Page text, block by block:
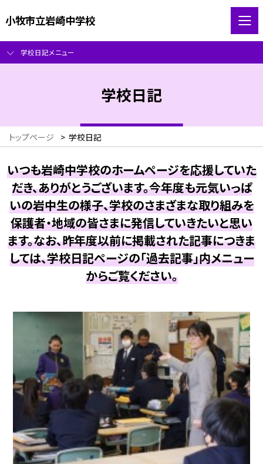
小牧市立岩崎中学校
学校日記メニュー
学校日記
トップページ > 学校日記
いつも岩崎中学校のホームページを応援していた
だき、ありがとうございます。今年度も元気いっぱ
いの岩中生の様子、学校のさまざまな取り組みを
保護者・地域の皆さまに発信していきたいと思い
ます。なお、昨年度以前に掲載された記事につきま
しては、学校日記ページの「過去記事」内メニュー
からご覧ください。